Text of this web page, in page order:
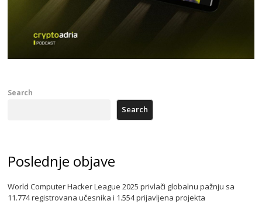
Search
Search
Poslednje objave
World Computer Hacker League 2025 privlači globalnu pažnju sa
11.774 registrovana učesnika i 1.554 prijavljena projekta